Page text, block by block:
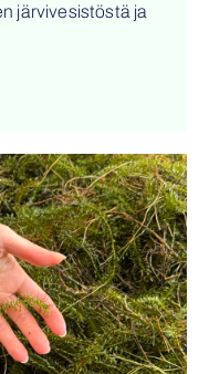
järvivesistöstä ja